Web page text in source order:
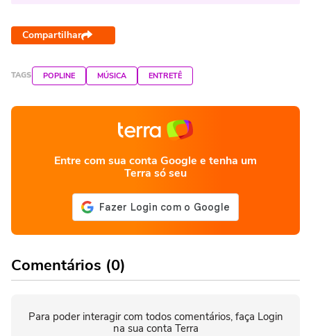
Compartilhar
TAGS POPLINE MÚSICA ENTRETÊ
Entre com sua conta Google e tenha um
Terra só seu
Comentários (0)
Para poder interagir com todos comentários, faça Login
na sua conta Terra